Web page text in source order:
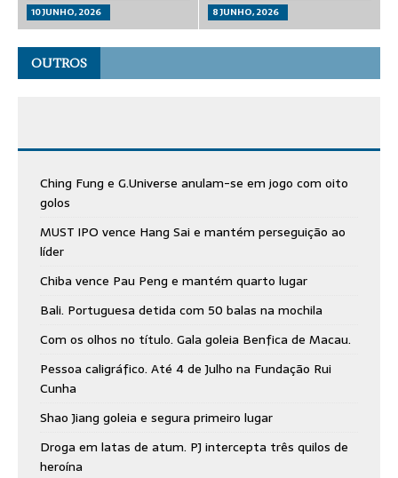
10 JUNHO, 2026 8 JUNHO, 2026
OUTROS
Ching Fung e G.Universe anulam-se em jogo com oito
golos
MUST IPO vence Hang Sai e mantém perseguição ao
líder
Chiba vence Pau Peng e mantém quarto lugar
Bali. Portuguesa detida com 50 balas na mochila
Com os olhos no título. Gala goleia Benfica de Macau.
Pessoa caligráfico. Até 4 de Julho na Fundação Rui
Cunha
Shao Jiang goleia e segura primeiro lugar
Droga em latas de atum. PJ intercepta três quilos de
heroína